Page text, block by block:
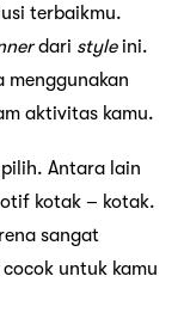
terbaikmu.
dari styleini.
menggunakan
aktivitas kamu.
Antara lain
kotak – kotak.
sangat
untuk kamu